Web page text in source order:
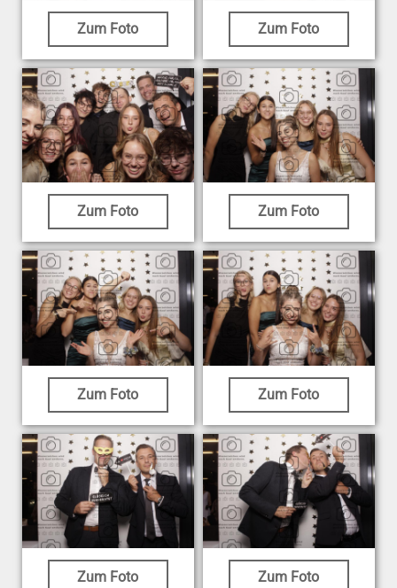
Zum Foto Zum Foto
Zum Foto Zum Foto
Zum Foto Zum Foto
Zum Foto Zum Foto